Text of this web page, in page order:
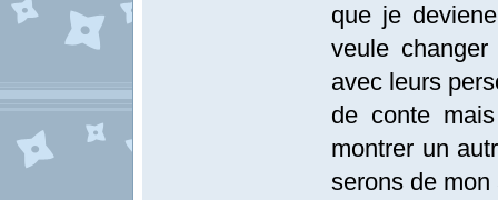
que je
veule
avec leurs
de conte
montrer un
serons de mon